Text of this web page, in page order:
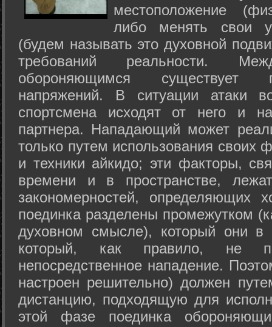
местоположение
либо менять свои
(будем называть это духовной
требований реальности.
обороняющимся существует
напряжений. В ситуации атаки
спортсмена исходят от него и
партнера. Нападающий может
только путем использования своих
и техники айкидо; эти факторы,
времени и в пространстве,
закономерностей, определяющих
поединка разделены промежутком
духовном смысле), который они в
который, как правило, не
непосредственное нападение.
настроен решительно) должен
дистанцию, подходящую для
этой фазе поединка